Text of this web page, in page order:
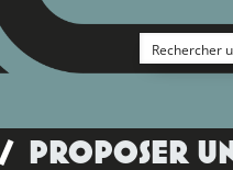
PROPOSER